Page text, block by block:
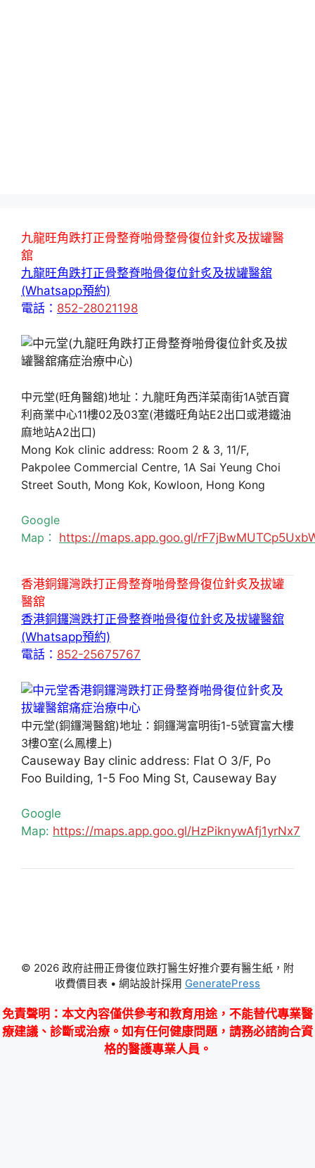
九龍旺角跌打正骨整脊啪骨整骨復位針炙及拔罐醫
舘
九龍旺角跌打正骨整脊啪骨復位針炙及拔罐醫舘
(Whatsapp預約)
電話： 852-28021198
中元堂(旺角醫舘)地址：九龍旺角西洋菜南街1A號百寶
利商業中心11樓02及03室(港鐵旺角站E2出口或港鐵油
麻地站A2出口)
Mong Kok clinic address: Room 2 & 3, 11/F,
Pakpolee Commercial Centre, 1A Sai Yeung Choi
Street South, Mong Kok, Kowloon, Hong Kong
Google
Map： https://maps.app.goo.gl/
香港銅鑼灣跌打正骨整脊啪骨整骨復位針炙及拔罐
醫舘
香港銅鑼灣跌打正骨整脊啪骨復位針炙及拔罐醫舘
(Whatsapp預約)
電話： 852-25675767
中元堂(銅鑼灣醫舘)地址：銅鑼灣富明街1-5號寶富大樓
3樓O室(么鳳樓上)
Causeway Bay clinic address: Flat O 3/F, Po
Foo Building, 1-5 Foo Ming St, Causeway Bay
Google
Map: https://maps.app.goo.gl/HzPiknywAfj1yrNx7
© 2026 政府註冊正骨復位跌打醫生好推介要有醫生紙，附
收費價目表 • 網站設計採用 GeneratePress
免責聲明 ：本文內容僅供參考和教育用途，不能替代專業醫
療建議、診斷或治療。如有任何健康問題，請務必諮詢合資
格的醫護專業人員。